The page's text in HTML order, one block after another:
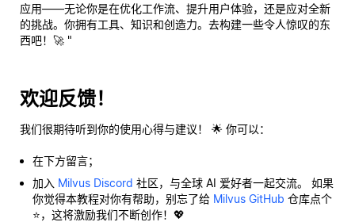
应用——无论你是在优化工作流、提升用户体验，还是应对全新
的挑战。你拥有工具、知识和创造力。去构建一些令人惊叹的东
西吧！🚀 "
欢迎反馈！
我们很期待听到你的使用心得与建议！ 🌟 你可以：
在下方留言；
加入 Milvus Discord 社区，与全球 AI 爱好者一起交流。 如果
你觉得本教程对你有帮助，别忘了给 Milvus GitHub 仓库点个
⭐，这将激励我们不断创作！💖